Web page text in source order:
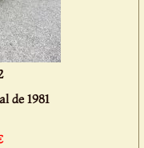
de 1981